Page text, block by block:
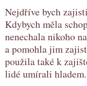
Nejdříve bych
Kdybych měla
nenechala nikoho
a pomohla jim
použila také k
lidé umírali hladem.